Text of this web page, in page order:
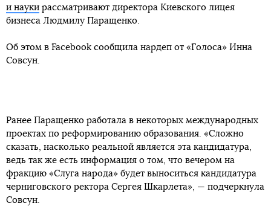
и науки рассматривают директора Киевского лицея
бизнеса Людмилу Паращенко.
Об этом в Facebook сообщила нардеп от «Голоса» Инна
Совсун.
Ранее Паращенко работала в некоторых международных
проектах по реформированию образования. «Сложно
сказать, насколько реальной является эта кандидатура,
ведь так же есть информация о том, что вечером на
фракцию «Слуга народа» будет выноситься кандидатура
черниговского ректора Сергея Шкарлета», — подчеркнула
Совсун.